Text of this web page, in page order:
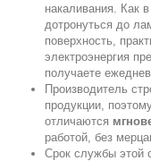
накаливания. Как
дотронуться до
поверхность,
электроэнергия
получаете
Производитель
продукции,
отличаются
работой, без
Срок службы этой